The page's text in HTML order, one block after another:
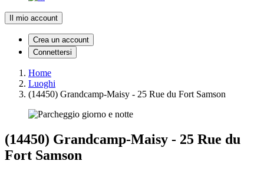
Il mio account
Crea un account
Connettersi
Home
Luoghi
(14450) Grandcamp-Maisy - 25 Rue du Fort Samson
(14450) Grandcamp-Maisy - 25 Rue du
Fort Samson